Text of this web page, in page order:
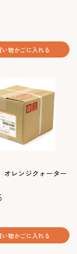
い物かごに入れる
レンジクォーター
い物かごに入れる